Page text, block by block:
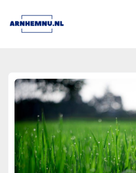
arnhemnu.nl